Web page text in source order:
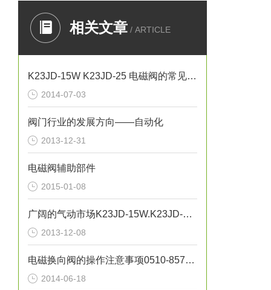
相关文章 / ARTICLE
K23JD-15W K23JD-25 电磁阀的常见故障及问题
2014-07-03
阀门行业的发展方向——自动化
2013-12-31
电磁阀辅助部件
2015-01-08
广阔的气动市场K23JD-15W.K23JD-25W.K23JSD-L15
2013-12-08
电磁换向阀的操作注意事项0510-85745374
2014-06-18